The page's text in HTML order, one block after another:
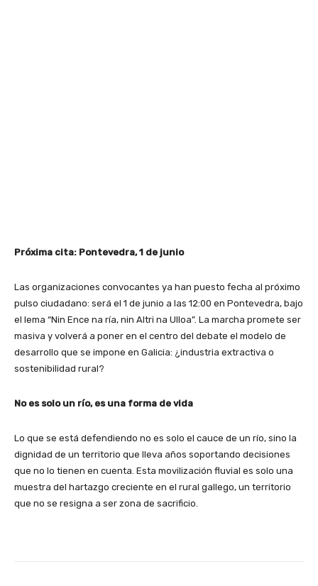
Próxima cita: Pontevedra, 1 de junio
Las organizaciones convocantes ya han puesto fecha al próximo
pulso ciudadano: será el 1 de junio a las 12:00 en Pontevedra, bajo
el lema “Nin Ence na ría, nin Altri na Ulloa”. La marcha promete ser
masiva y volverá a poner en el centro del debate el modelo de
desarrollo que se impone en Galicia: ¿industria extractiva o
sostenibilidad rural?
No es solo un río, es una forma de vida
Lo que se está defendiendo no es solo el cauce de un río, sino la
dignidad de un territorio que lleva años soportando decisiones
que no lo tienen en cuenta. Esta movilización fluvial es solo una
muestra del hartazgo creciente en el rural gallego, un territorio
que no se resigna a ser zona de sacrificio.